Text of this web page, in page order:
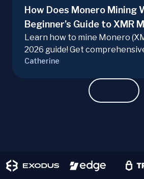
How Does Monero Mining
Beginner’s Guide to XMR
Learn how to mine Monero
2026 guide! Get
hardware, software, and
Catherine